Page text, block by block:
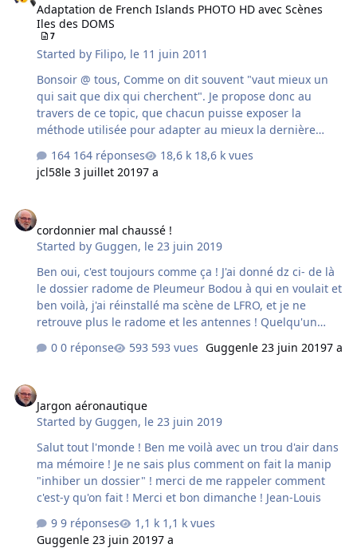
(touche Y) pour le positionner correctement.
Adaptation de French Islands PHOTO HD avec Scènes
Iles des DOMS
7
Started by Filipo, le 11 juin 2011
Bonsoir @ tous, Comme on dit souvent "vaut mieux un
qui sait que dix qui cherchent". Je propose donc au
travers de ce topic, que chacun puisse exposer la
méthode utilisée pour adapter au mieux la dernière
réalisation de France VFR French Islands PHOTO HD en y
intégrant les fichiers des anciens packs des scènes Iles
des DOMS. En effet, comme la plus part d'entre vous, j'ai
puisse mettre à profit nos recherches en terme de
MERGE entre tous ces packages ; ce qui permettrait au
moins dans un premier temps d'obtenir des scènes
outre mer en…
164 réponses
18,6 k vues
jcl58le 3 juillet 20197 a
cordonnier mal chaussé !
Started by Guggen, le 23 juin 2019
Ben oui, c'est toujours comme ça ! J'ai donné dz ci- de là
le dossier radome de Pleumeur Bodou à qui en voulait et
ben voilà, j'ai réinstallé ma scène de LFRO, et je ne
retrouve plus le radome et les antennes ! Quelqu'un
0 réponse 593 vues Guggenle 23 juin 20197 a
Jargon aéronautique
Started by Guggen, le 23 juin 2019
Salut tout l'monde ! Ben me voilà avec un trou d'air dans
ma mémoire ! Je ne sais plus comment on fait la manip
"inhiber un dossier" ! merci de me rappeler comment
c'est-y qu'on fait ! Merci et bon dimanche ! Jean-Louis
9 réponses
1,1 k vues
Guggenle 23 juin 20197 a